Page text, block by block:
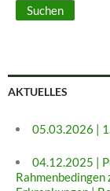
AKTUELLES
05.03.2026 |
04.12.2025 |